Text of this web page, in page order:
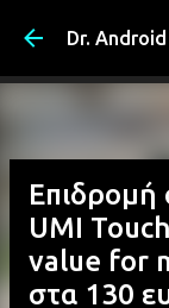
Dr.
Επιδρομή
UMI
value for
στα 130